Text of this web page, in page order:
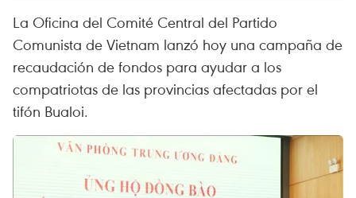
La Oficina del Comité Central del Partido
Comunista de Vietnam lanzó hoy una campaña de
recaudación de fondos para ayudar a los
compatriotas de las provincias afectadas por el
tifón Bualoi.